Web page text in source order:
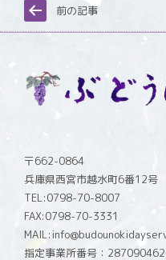
前の記事
〒662-0864
兵庫県西宮市越水町6番12号
TEL:0798-70-8007
FAX:0798-70-3331
指定事業所番号：